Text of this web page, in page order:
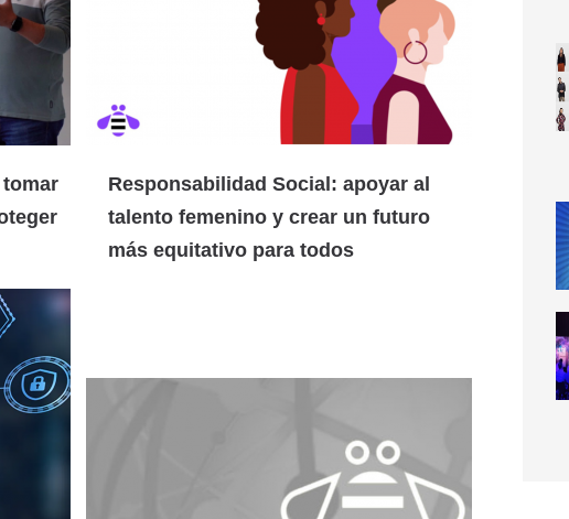
Responsabilidad Social: apoyar al
talento femenino y crear un futuro
más equitativo para todos